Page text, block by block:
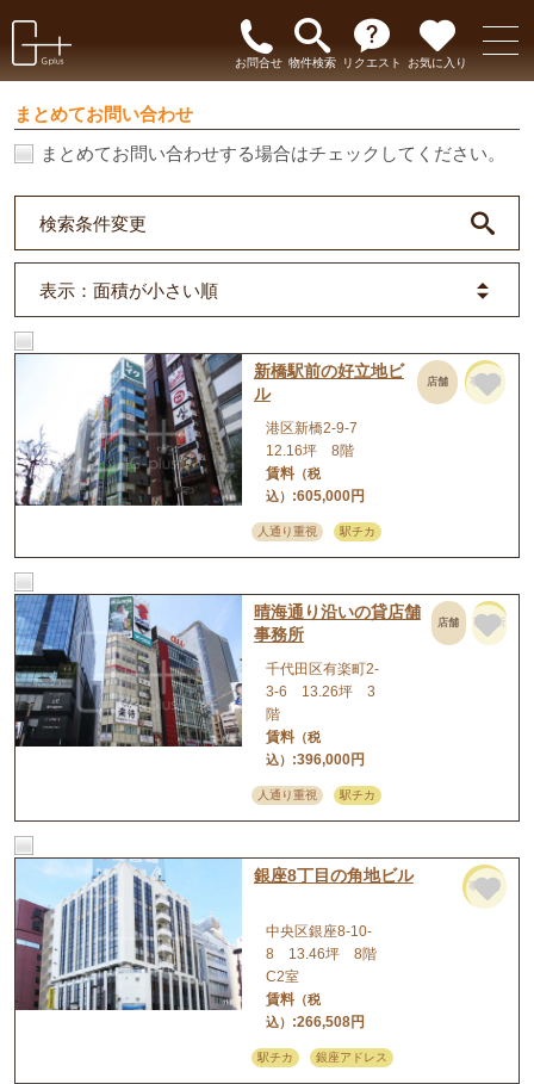
お問合せ 物件検索 リクエスト お気に入り
まとめてお問い合わせ
まとめてお問い合わせする場合はチェックしてください。
検索条件変更
表示 ：面積が小さい順
新橋駅前の好立地ビ
ル
店舗 事務所
港区新橋2-9-7
12.16坪 8階
賃料（税
込） :605,000円
人通り重視 駅チカ
晴海通り沿いの貸店舗
事務所
店舗 事務所
千代田区有楽町2-
3-6 13.26坪 3
階
賃料（税
込） :396,000円
人通り重視 駅チカ
銀座8丁目の角地ビル
事務所
中央区銀座8-10-
8 13.46坪 8階
C2室
賃料（税
込） :266,508円
駅チカ 銀座アドレス